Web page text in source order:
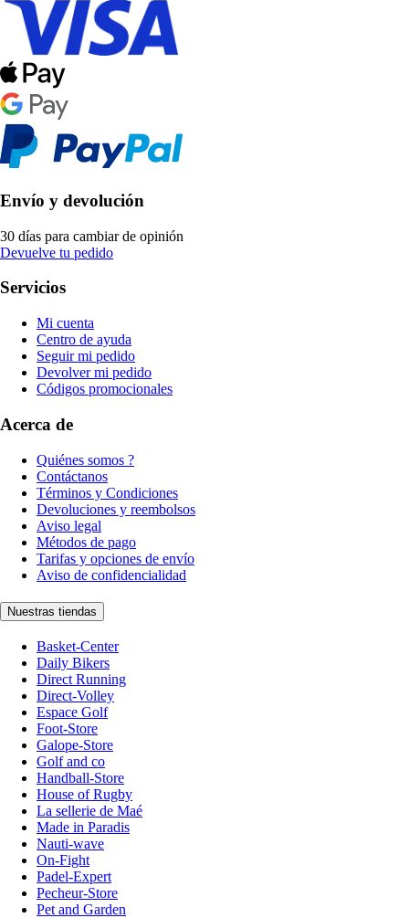
Envío y devolución
30 días para cambiar de opinión
Devuelve tu pedido
Servicios
Mi cuenta
Centro de ayuda
Seguir mi pedido
Devolver mi pedido
Códigos promocionales
Acerca de
Quiénes somos ?
Contáctanos
Términos y Condiciones
Devoluciones y reembolsos
Aviso legal
Métodos de pago
Tarifas y opciones de envío
Aviso de confidencialidad
Nuestras tiendas
Basket-Center
Daily Bikers
Direct Running
Direct-Volley
Espace Golf
Foot-Store
Galope-Store
Golf and co
Handball-Store
House of Rugby
La sellerie de Maé
Made in Paradis
Nauti-wave
On-Fight
Padel-Expert
Pecheur-Store
Pet and Garden